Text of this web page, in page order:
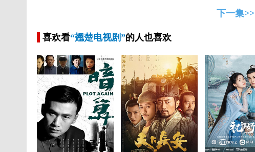
下一集>>
喜欢看“翘楚电视剧”的人也喜欢